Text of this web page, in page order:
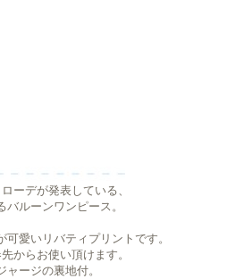
ーデが発表している、
ルーンワンピース。
愛いリバティプリントです。
からお使い頂けます。
ージの裏地付。